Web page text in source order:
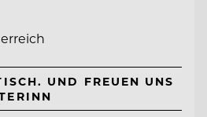
UND FREUEN UNS